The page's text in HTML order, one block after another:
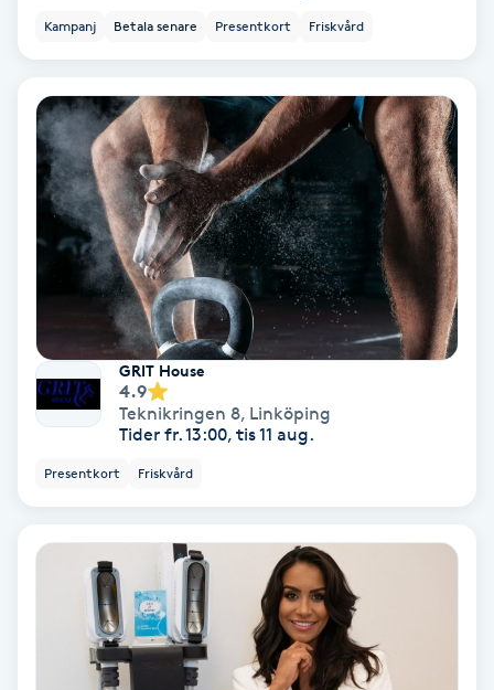
Hot yoga
Hudföryngring
Huduppstramning
Hudvård
Hyaluronsyra
Hyperhidros
Hypnos
Hårborttagning
Hårbottenbehandling
Hårförlängning
Kampanj Betala senare Presentkort Friskvård
GRIT House
4.9
Teknikringen 8, Linköping
Tider fr. 13:00, tis 11 aug.
Presentkort Friskvård